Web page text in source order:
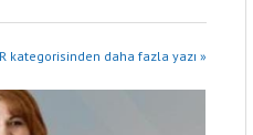
kategorisinden daha fazla yazı »